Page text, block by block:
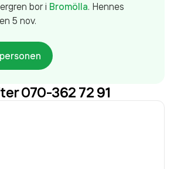
bori Bromölla. Hennes
5 nov.
070-362 72 91